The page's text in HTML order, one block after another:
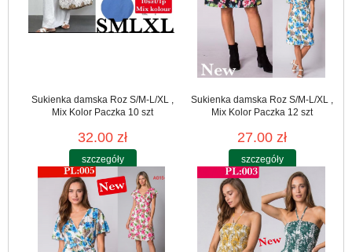
Sukienka damska Roz S/M-L/XL ,
Mix Kolor Paczka 10 szt
32.00 zł
szczegóły
Sukienka damska Roz S/M-L/XL ,
Mix Kolor Paczka 12 szt
27.00 zł
szczegóły